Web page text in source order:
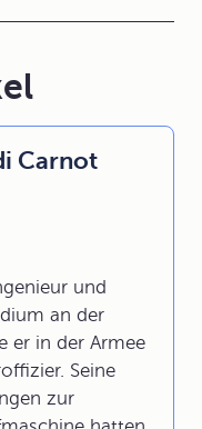
Carnot
und
an der
er in der Armee
Seine
zur